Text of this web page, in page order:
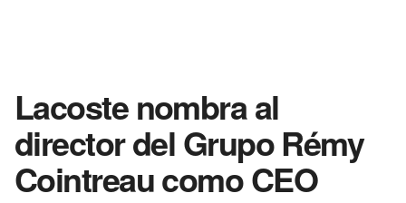
Lacoste nombra al
director del Grupo Rémy
Cointreau como CEO